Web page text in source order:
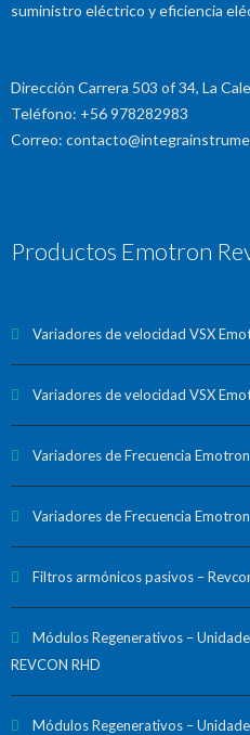
suministro eléctrico y eficiencia
Dirección Carrera 503 of 34, La
Teléfono: +56 978282983
Correo:
Productos Emotron
Variadores de velocidad VSX
Variadores de velocidad VSX
Variadores de Frecuencia
Variadores de Frecuencia
Filtros armónicos pasivos –
Módulos Regenerativos –
REVCON RHD
Módulos Regenerativos –